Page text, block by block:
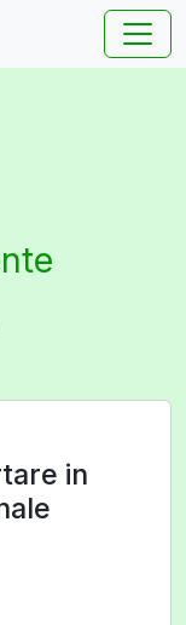
in